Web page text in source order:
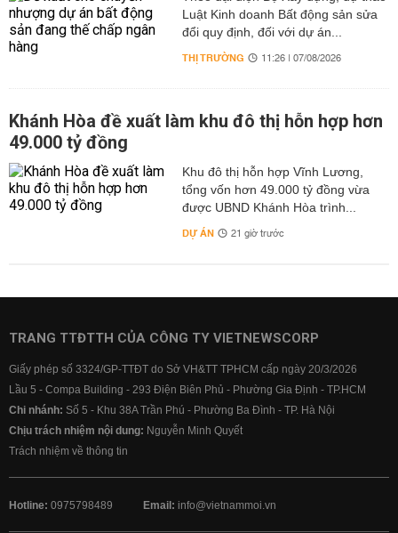
Luật Kinh doanh Bất động sản sửa
đổi quy định, đối với dự án...
THỊ TRƯỜNG 11:26 | 07/08/2026
Khánh Hòa đề xuất làm khu đô thị hỗn hợp hơn
49.000 tỷ đồng
Khu đô thị hỗn hợp Vĩnh Lương,
tổng vốn hơn 49.000 tỷ đồng vừa
được UBND Khánh Hòa trình...
DỰ ÁN 21 giờ trước
TRANG TTĐTTH CỦA CÔNG TY VIETNEWSCORP
Giấy phép số 3324/GP-TTĐT do Sở VH&TT TPHCM cấp ngày 20/3/2026
Lầu 5 - Compa Building - 293 Điện Biên Phủ - Phường Gia Định - TP.HCM
Chi nhánh: Số 5 - Khu 38A Trần Phú - Phường Ba Đình - TP. Hà Nội
Chịu trách nhiệm nội dung: Nguyễn Minh Quyết
Trách nhiệm về thông tin
Hotline: 0975798489 Email: info@vietnammoi.vn